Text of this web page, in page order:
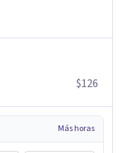
$126
Más horas